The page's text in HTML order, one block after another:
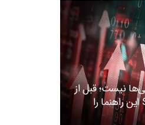
نیست؛ قبل از
خرید اپل، انویدیا یا S&P 500 این راهنما را